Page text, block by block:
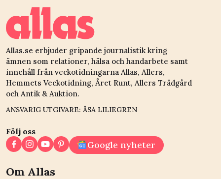
Allas.se erbjuder gripande journalistik kring
ämnen som relationer, hälsa och handarbete samt
innehåll från veckotidningarna Allas, Allers,
Hemmets Veckotidning, Året Runt, Allers Trädgård
och Antik & Auktion.
ANSVARIG UTGIVARE: ÅSA LILIEGREN
Följ oss
Google nyheter
Om Allas